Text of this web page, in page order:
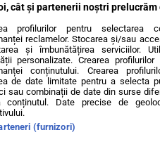
0741226226 sau
externe Politică
Dictionar de vise LIFE STYLE
cât și partenerii noștri
profilurilor pentru selectarea
reclamelor. Stocarea și/sau
și îmbunătățirea serviciilor.
personalizate. Crearea
conținutului. Crearea
de date limitate pentru a selecta
sau combinații de date din surse
conținutul. Date precise de
(furnizori)